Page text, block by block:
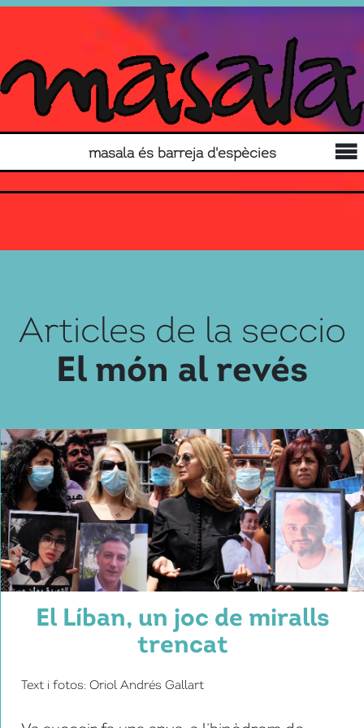
masala és barreja d'espècies
Articles de la seccio
El món al revés
El Líban, un joc de miralls
trencat
Text i fotos: Oriol Andrés Gallart